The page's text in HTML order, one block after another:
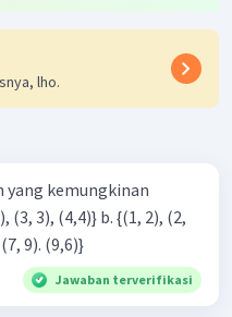
lho.
yang kemungkinan
d. {(3.4), (5,7). (7, 9). (9,6)}
Jawaban terverifikasi